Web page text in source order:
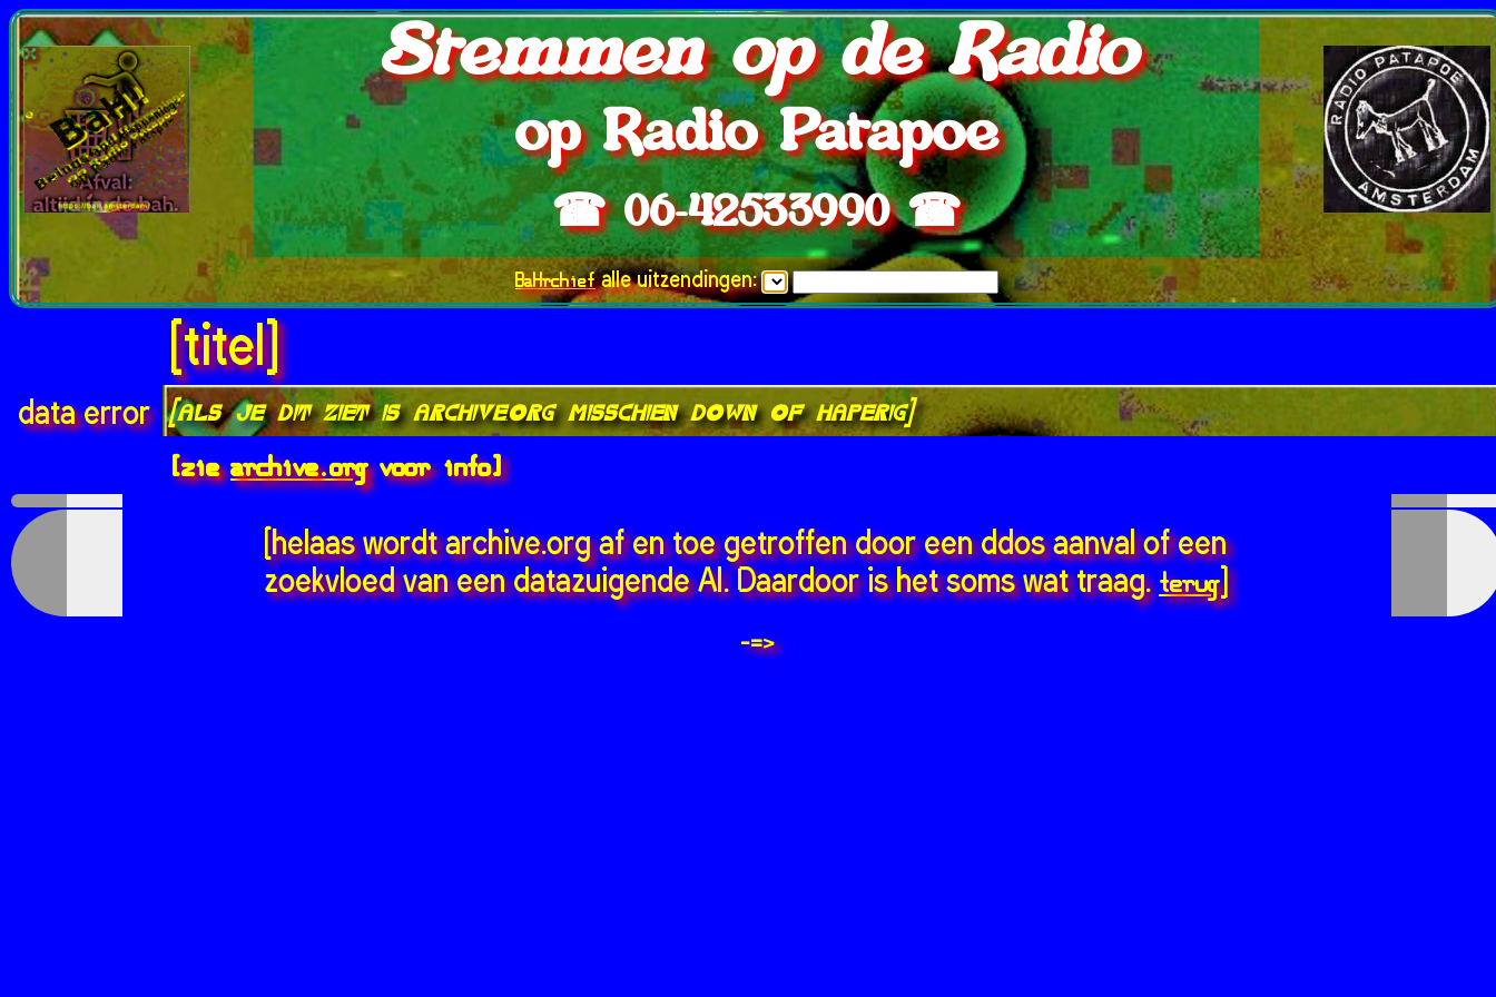
Stemmen op de Radio
op Radio Patapoe
☎ 06-42533990 ☎
BaHrchiefalle uitzendingen:
data error
[titel]
[als je dit ziet is archive.org misschien down of haperig]
[ziearchive.orgvoor info]
[helaas wordt archive.org af en toe getroffen door een ddos aanval of een
zoekvloed van een datazuigende AI. Daardoor is het soms wat traag.terug]
-=>